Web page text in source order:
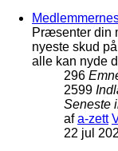
Præsenter din
nyeste skud
alle kan nyde
296
2599
Seneste
afa-zett
22 jul